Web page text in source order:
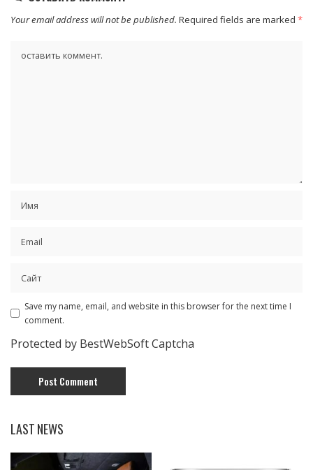
Your email address will not be published. Required fields are marked *
Save my name, email, and website in this browser for the next time I
comment.
Protected by BestWebSoft Captcha
LAST NEWS